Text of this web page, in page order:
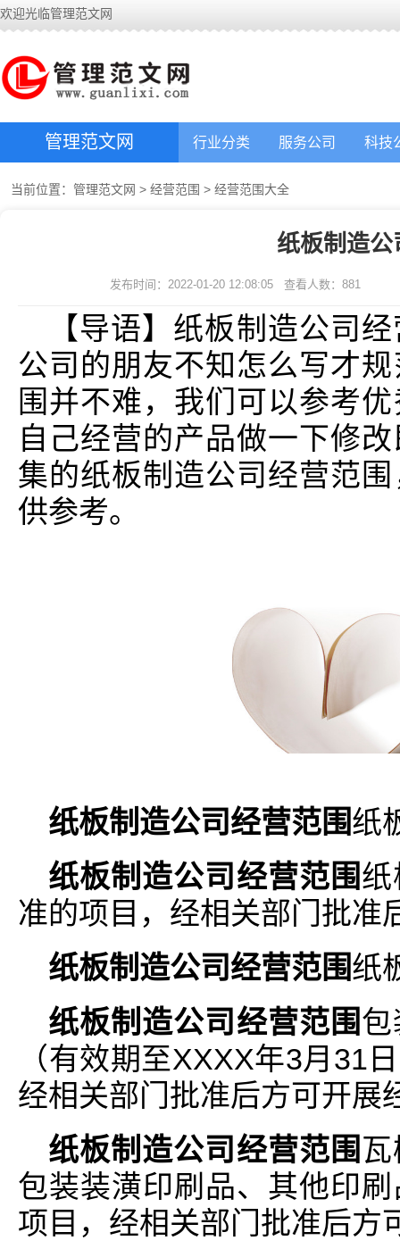
欢迎光临管理范文网
管理范文网 行业分类 服务公司 科技
当前位置： 管理范文网 > 经营范围 > 经营范围大全
纸板制造
发布时间：2022-01-20 12:08:05 查看人数： 881
【导语】纸板制造公司
公司的朋友不知怎么写才
围并不难，我们可以参考
自己经营的产品做一下修
集的纸板制造公司经营范
供参考。
纸板制造公司经营范围纸
纸板制造公司经营范围
准的项目，经相关部门批准
纸板制造公司经营范围纸
纸板制造公司经营范围
（有效期至XXXX年3月31
经相关部门批准后方可开展
纸板制造公司经营范围
包装装潢印刷品、其他印
项目，经相关部门批准后方